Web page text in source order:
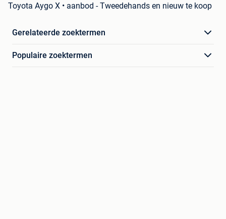
Toyota Aygo X • aanbod - Tweedehands en nieuw te koop
Gerelateerde zoektermen
Populaire zoektermen